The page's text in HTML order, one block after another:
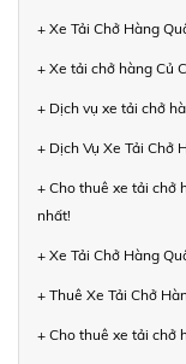
+ Xe Tải Chở Hàng
+ Xe tải chở hàng Củ
+ Dịch vụ xe tải chở
+ Dịch Vụ Xe Tải Chở
+ Cho thuê xe tải chở
nhất!
+ Xe Tải Chở Hàng
+ Thuê Xe Tải Chở
+ Cho thuê xe tải chở